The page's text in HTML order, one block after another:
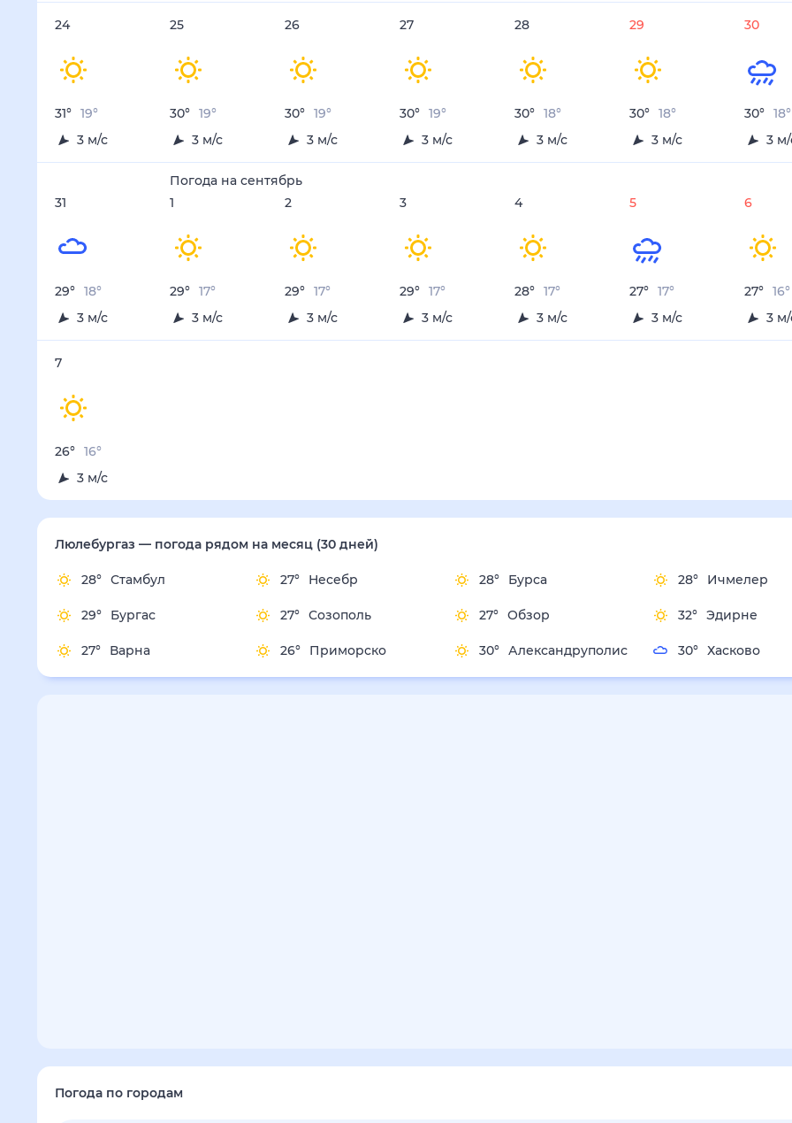
24
31° 19°
3 м/с
25
30° 19°
3 м/с
26
30° 19°
3 м/с
27
30° 19°
3 м/с
28
30° 18°
3 м/с
29
30° 18°
3 м/с
30
30° 18°
3
31
29° 18°
3 м/с
Погода на сентябрь
1
29° 17°
3 м/с
2
29° 17°
3 м/с
3
29° 17°
3 м/с
4
28° 17°
3 м/с
5
27° 17°
3 м/с
6
27° 16°
3
7
26° 16°
3 м/с
Люлебургаз — погода рядом на месяц (30 дней)
28° Стамбул
29° Бургас
27° Варна
27° Несебр
27° Созополь
26° Приморско
28° Бурса
27° Обзор
30° Александруполис
28° Ичмелер
32° Эдирне
30° Хасково
Погода по городам